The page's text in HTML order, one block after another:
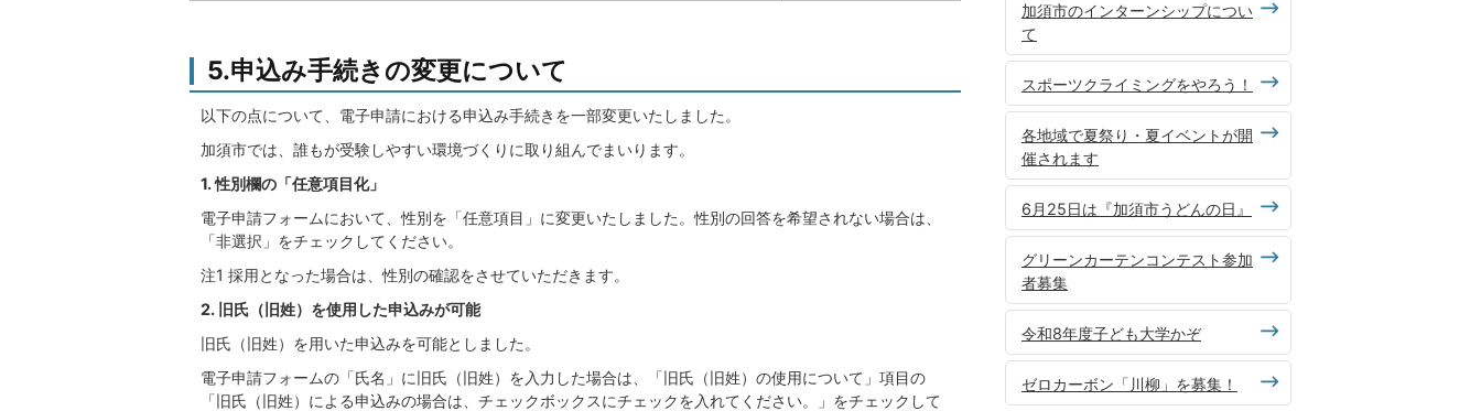
5.申込み手続きの変更について
以下の点について、電子申請における申込み手続きを一部変更いたしました。
加須市では、誰もが受験しやすい環境づくりに取り組んでまいります。
1. 性別欄の「任意項目化」
電子申請フォームにおいて、性別を「任意項目」に変更いたしました。性別の回答を希望されない場合は、
「非選択」をチェックしてください。
注1 採用となった場合は、性別の確認をさせていただきます。
2. 旧氏（旧姓）を使用した申込みが可能
旧氏（旧姓）を用いた申込みを可能としました。
電子申請フォームの「氏名」に旧氏（旧姓）を入力した場合は、「旧氏（旧姓）の使用について」項目の
「旧氏（旧姓）による申込みの場合は、チェックボックスにチェックを入れてください。」をチェックして
加須市のインターンシップについ
て
スポーツクライミングをやろう！
各地域で夏祭り・夏イベントが開
催されます
6月25日は『加須市うどんの日』
グリーンカーテンコンテスト参加
者募集
令和8年度子ども大学かぞ
ゼロカーボン「川柳」を募集！